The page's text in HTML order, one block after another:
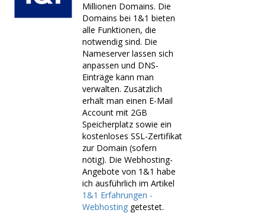
Millionen Domains. Die
Domains bei 1&1 bieten
alle Funktionen, die
notwendig sind. Die
Nameserver lassen sich
anpassen und DNS-
Einträge kann man
verwalten. Zusätzlich
erhält man einen E-Mail
Account mit 2GB
Speicherplatz sowie ein
kostenloses SSL-Zertifikat
zur Domain (sofern
nötig). Die Webhosting-
Angebote von 1&1 habe
ich ausführlich im Artikel
1&1 Erfahrungen -
Webhosting getestet.